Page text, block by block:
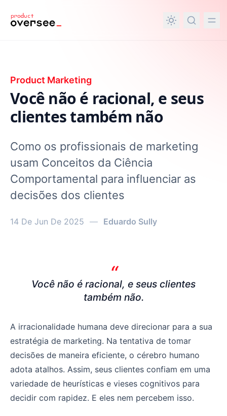
principal
Product Marketing
Você não é racional, e seus
clientes também não
Como os profissionais de marketing
usam Conceitos da Ciência
Comportamental para influenciar as
decisões dos clientes
14 De Jun De 2025 — Eduardo Sully
Você não é racional, e seus clientes também não
Você não é racional, e seus clientes
também não.
A irracionalidade humana deve direcionar para a sua
estratégia de marketing. Na tentativa de tomar
decisões de maneira eficiente, o cérebro humano
adota atalhos. Assim, seus clientes confiam em uma
variedade de heurísticas e vieses cognitivos para
decidir com rapidez. E eles nem percebem isso.